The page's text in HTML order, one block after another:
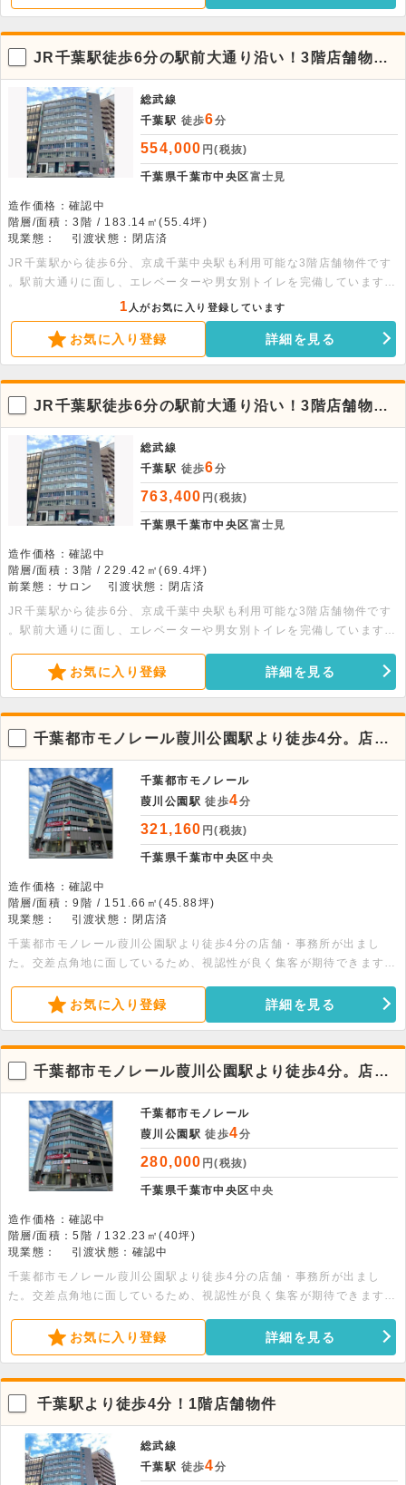
JR千葉駅徒歩6分の駅前大通り沿い！3階店舗物
件。※飲食不可
総武線
千葉駅 徒歩6分
554,000 円(税抜)
千葉県千葉市中央区富士見
造作価格：確認中
階層/面積：3階 / 183.14㎡(55.4坪)
現業態：
引渡状態：閉店済
JR千葉駅から徒歩6分、京成千葉中央駅も利用可能な3階店舗物件です
。駅前大通りに面し、エレベーターや男女別トイレを完備しています
。55.4坪（183.14平米）の広々とした空間。ぜひご検討ください。
1 人がお気に入り登録しています
お気に入り登録 詳細を見る
JR千葉駅徒歩6分の駅前大通り沿い！3階店舗物
件。※エステサロン居抜き相談可
総武線
千葉駅 徒歩6分
763,400 円(税抜)
千葉県千葉市中央区富士見
造作価格：確認中
階層/面積：3階 / 229.42㎡(69.4坪)
前業態：サロン
引渡状態：閉店済
JR千葉駅から徒歩6分、京成千葉中央駅も利用可能な3階店舗物件です
。駅前大通りに面し、エレベーターや男女別トイレを完備しています
お気に入り登録 詳細を見る
千葉都市モノレール葭川公園駅より徒歩4分。店
舗・事務所物件です。
千葉都市モノレール
葭川公園駅 徒歩4分
321,160 円(税抜)
千葉県千葉市中央区中央
造作価格：確認中
階層/面積：9階 / 151.66㎡(45.88坪)
現業態：
引渡状態：閉店済
千葉都市モノレール葭川公園駅より徒歩4分の店舗・事務所が出まし
た。交差点角地に面しているため、視認性が良く集客が期待できます。
お気に入り登録 詳細を見る
千葉都市モノレール葭川公園駅より徒歩4分。店
舗・事務所物件です。
千葉都市モノレール
葭川公園駅 徒歩4分
280,000 円(税抜)
千葉県千葉市中央区中央
造作価格：確認中
階層/面積：5階 / 132.23㎡(40坪)
現業態：
引渡状態：確認中
千葉都市モノレール葭川公園駅より徒歩4分の店舗・事務所が出まし
た。交差点角地に面しているため、視認性が良く集客が期待できます。
お気に入り登録 詳細を見る
千葉駅より徒歩4分！1階店舗物件
総武線
千葉駅 徒歩4分